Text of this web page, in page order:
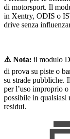
di motorsport. Il
in Xentry, ODIS o
drive senza
⚠️ Nota: il modulo
di prova su piste o
su strade pubbliche.
per l’uso improprio
possibile in qualsiasi
residui.